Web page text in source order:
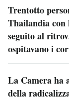
Trentotto
Thailandia con
seguito al
ospitavano i
La Camera ha
della